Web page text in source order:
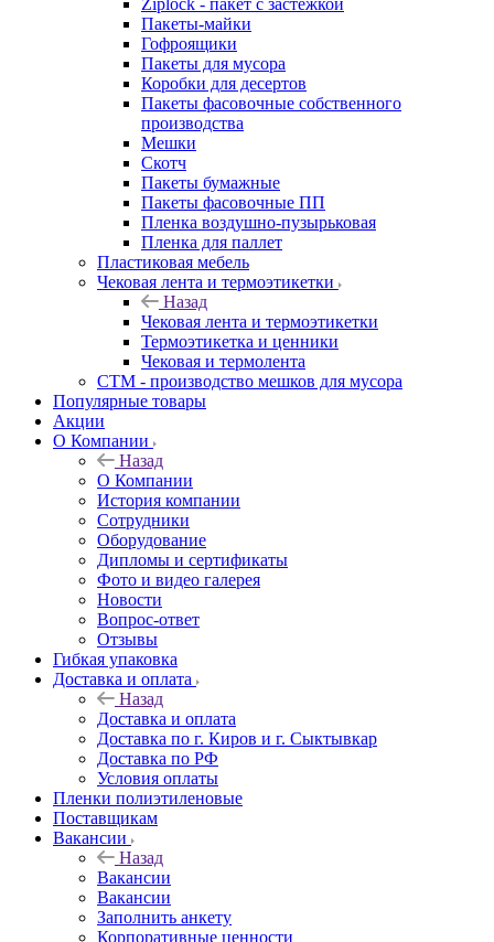
Ziplock - пакет с застежкой
Пакеты-майки
Гофроящики
Пакеты для мусора
Коробки для десертов
Пакеты фасовочные собственного
производства
Мешки
Скотч
Пакеты бумажные
Пакеты фасовочные ПП
Пленка воздушно-пузырьковая
Пленка для паллет
Пластиковая мебель
Чековая лента и термоэтикетки
Назад
Чековая лента и термоэтикетки
Термоэтикетка и ценники
Чековая и термолента
СТМ - производство мешков для мусора
Популярные товары
Акции
О Компании
Назад
О Компании
История компании
Сотрудники
Оборудование
Дипломы и сертификаты
Фото и видео галерея
Новости
Вопрос-ответ
Отзывы
Гибкая упаковка
Доставка и оплата
Назад
Доставка и оплата
Доставка по г. Киров и г. Сыктывкар
Доставка по РФ
Условия оплаты
Пленки полиэтиленовые
Поставщикам
Вакансии
Назад
Вакансии
Вакансии
Заполнить анкету
Корпоративные ценности